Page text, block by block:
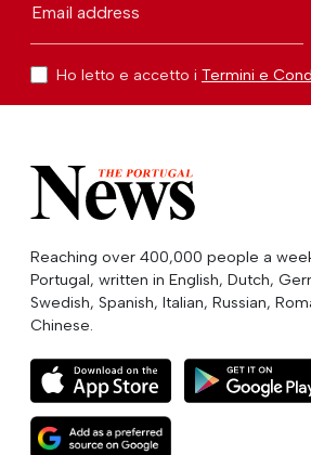
Email address
Ho letto e accetto i Termini e
Reaching over 400,000 people a
Portugal, written in English, Dutch,
Swedish, Spanish, Italian, Russian,
Chinese.